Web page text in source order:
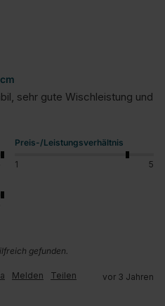
sehr gute Wischleistung und
Preis-/Leistungsverhältnis
1
5
gefunden.
Melden Teilen vor 3 Jahren